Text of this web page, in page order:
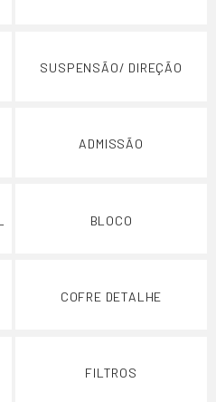
SUSPENSÃO/ DIREÇÃO
ADMISSÃO
BLOCO
COFRE DETALHE
FILTROS